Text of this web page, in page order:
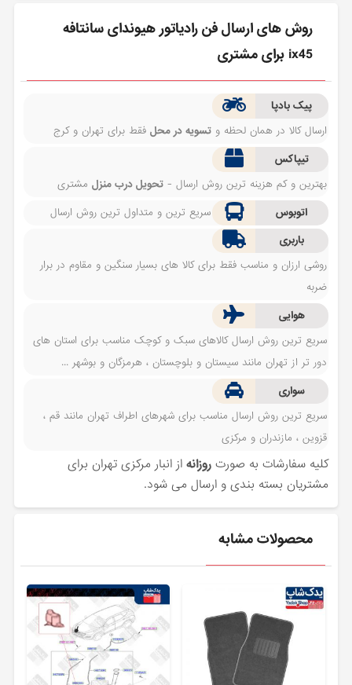
روش های ارسال فن رادیاتور هیوندای سانتافه
ix45 برای مشتری
پیک بادپا
ارسال کالا در همان لحظه وتسویه در محل فقط برای تهران و کرج
تیپاکس
بهترین و کم هزینه ترین روش ارسال -تحویل درب منزل مشتری
اتوبوس
سریع ترین و متداول ترین روش ارسال
باربری
روشی ارزان و مناسب فقط برای کالا های بسیار سنگین و مقاوم در برار
ضربه
هوایی
سریع ترین روش ارسال کالاهای سبک و کوچک مناسب برای استان های
دور تر از تهران مانند سیستان و بلوچستان ، هرمزگان و بوشهر ...
سواری
سریع ترین روش ارسال مناسب برای شهرهای اطراف تهران مانند قم ،
قزوین ، مازندران و مرکزی
کلیه سفارشات به صورتروزانه از انبار مرکزی تهران برای
مشتریان بسته بندی و ارسال می شود.
محصولات مشابه